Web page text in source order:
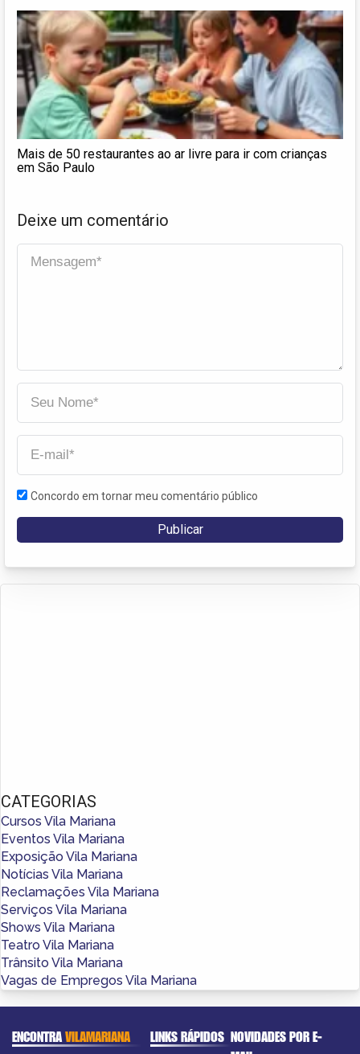
Mais de 50 restaurantes ao ar livre para ir com crianças
em São Paulo
Deixe um comentário
Concordo em tornar meu comentário público
CATEGORIAS
Cursos Vila Mariana
Eventos Vila Mariana
Exposição Vila Mariana
Notícias Vila Mariana
Reclamações Vila Mariana
Serviços Vila Mariana
Shows Vila Mariana
Teatro Vila Mariana
Trânsito Vila Mariana
Vagas de Empregos Vila Mariana
ENCONTRAVILAMARIANA LINKS RÁPIDOS NOVIDADES POR E-